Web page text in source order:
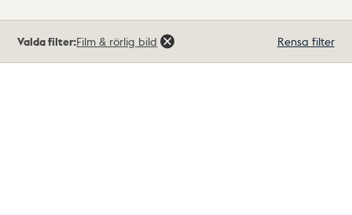
träffar
Valda filter:Film & rörlig bild Rensa filter